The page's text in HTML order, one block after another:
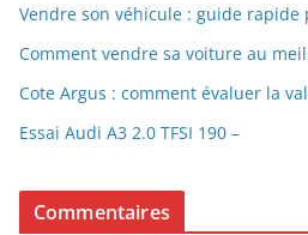
Vendre son véhicule : guide rapide
Comment vendre sa voiture au
Cote Argus : comment évaluer la
Essai Audi A3 2.0 TFSI 190 –
Commentaires